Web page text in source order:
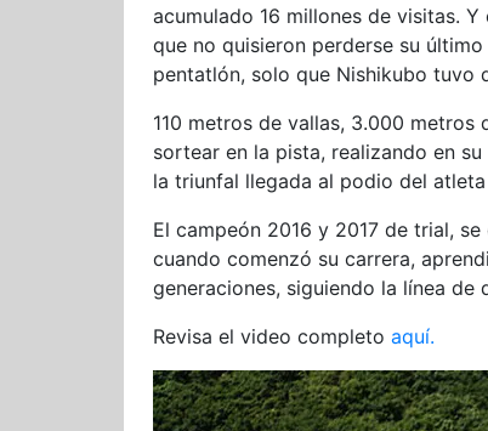
acumulado 16 millones de visitas.
que no quisieron perderse su
pentatlón, solo que Nishikubo tuvo
110 metros de vallas, 3.000
sortear en la pista, realizando en
la triunfal llegada al podio del
El campeón 2016 y 2017 de trial,
cuando comenzó su carrera,
generaciones, siguiendo la línea
Revisa el video completo aquí.